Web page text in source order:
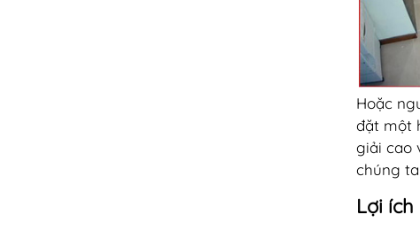
Hoặc
đặt một
giải cao
chúng
Lợi